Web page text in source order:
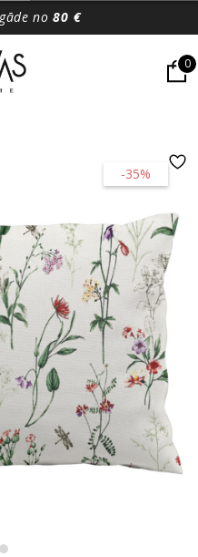
no80 €
0
-35%